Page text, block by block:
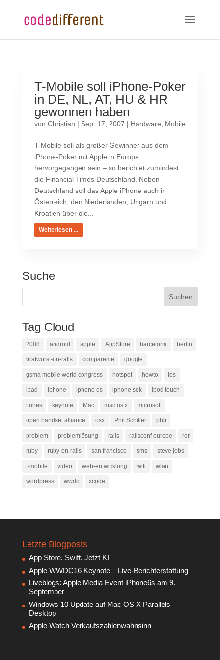
T-Mobile soll iPhone-Poker
in DE, NL, AT, HU & HR
gewonnen haben
von Christian | Sep. 17, 2007 | Hardware Mobile
T-Mobile soll als großer Gewinner aus dem
iPhone-Poker mit Apple in Europa
hervorgegangen sein – so berichtet zumindest
die Financial Times Deutschland. Neben
Deutschland soll das Apple iPhone auch in
Österreich, den Niederlanden, Ungarn und
Kroatien über die...
Weiterlesen ...
Suche
Tag Cloud
2008 android apple AppStore barcelona berlin
bratwurst-on-rails compareme google
gsma mobile world congress hotspot howto ios
ipad iphone iphone os iphone sdk ipod touch
itunes keynote Mac mac os x microsoft
open handset alliance osx Phil Schiller php
problem problemlösung rails railsconf europe ror
ruby ruby-on-rails san francisco sms steve jobs
t-mobile video web-entwicklung wifi wlan
wordpress wwdc xcode
Letzte Blogposts
App Store. Swift. Jetzt KI.
Apple WWDC16 Keynote – Live-Berichterstattung
Liveblogs: Apple Media Event iPhone6s am 9.
September
Windows 10 Update auf Mac OS X Parallels
Desktop
Apple Watch Verkaufszahlenwahnsinn